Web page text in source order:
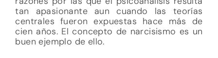
tan apasionante aun cuando las teorías
centrales fueron expuestas hace más de
cien años. El concepto de narcisismo es un
buen ejemplo de ello.